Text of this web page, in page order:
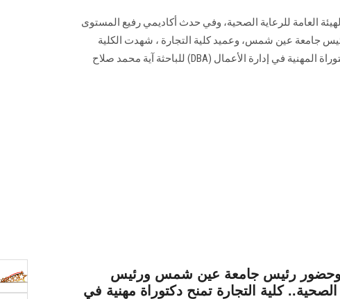
العامة للرعاية الصحية، وفي حدث أكاديمي رفيع المستوى
جامعة عين شمس، وعميد كلية التجارة ، شهدت الكلية
فعاليات مناقشة رسالة الدكتوراة المهنية في إدارة الأعمال (DBA) للباحثة آية محمد صلاح
وحضور رئيس جامعة عين شمس ورئيس
الصحية.. كلية التجارة تمنح دكتوراة مهنية في